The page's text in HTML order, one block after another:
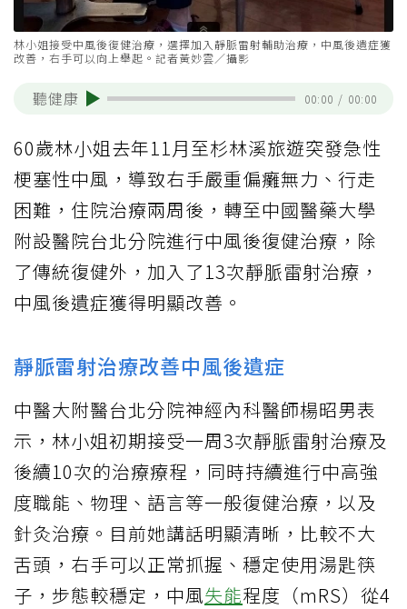
林小姐接受中風後復健治療，選擇加入靜脈雷射輔助治療，中風後遺症獲
改善，右手可以向上舉起。記者黃妙雲／攝影
聽健康 00:00 / 00:00
60歲林小姐去年11月至杉林溪旅遊突發急性
梗塞性中風，導致右手嚴重偏癱無力、行走
困難，住院治療兩周後，轉至中國醫藥大學
附設醫院台北分院進行中風後復健治療，除
了傳統復健外，加入了13次靜脈雷射治療，
中風後遺症獲得明顯改善。
靜脈雷射治療改善中風後遺症
中醫大附醫台北分院神經內科醫師楊昭男表
示，林小姐初期接受一周3次靜脈雷射治療及
後續10次的治療療程，同時持續進行中高強
度職能、物理、語言等一般復健治療，以及
針灸治療。目前她講話明顯清晰，比較不大
舌頭，右手可以正常抓握、穩定使用湯匙筷
子，步態較穩定，中風失能程度（mRS）從4